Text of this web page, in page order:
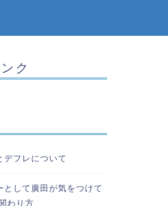
ク
フレについて
して廣田が気をつけて
わり方